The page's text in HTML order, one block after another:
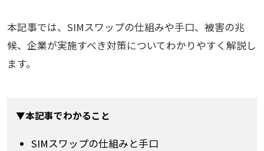
本記事では、SIMスワップの仕組みや手口、被害の兆
候、企業が実施すべき対策についてわかりやすく解説し
ます。
▼本記事でわかること
SIMスワップの仕組みと手口